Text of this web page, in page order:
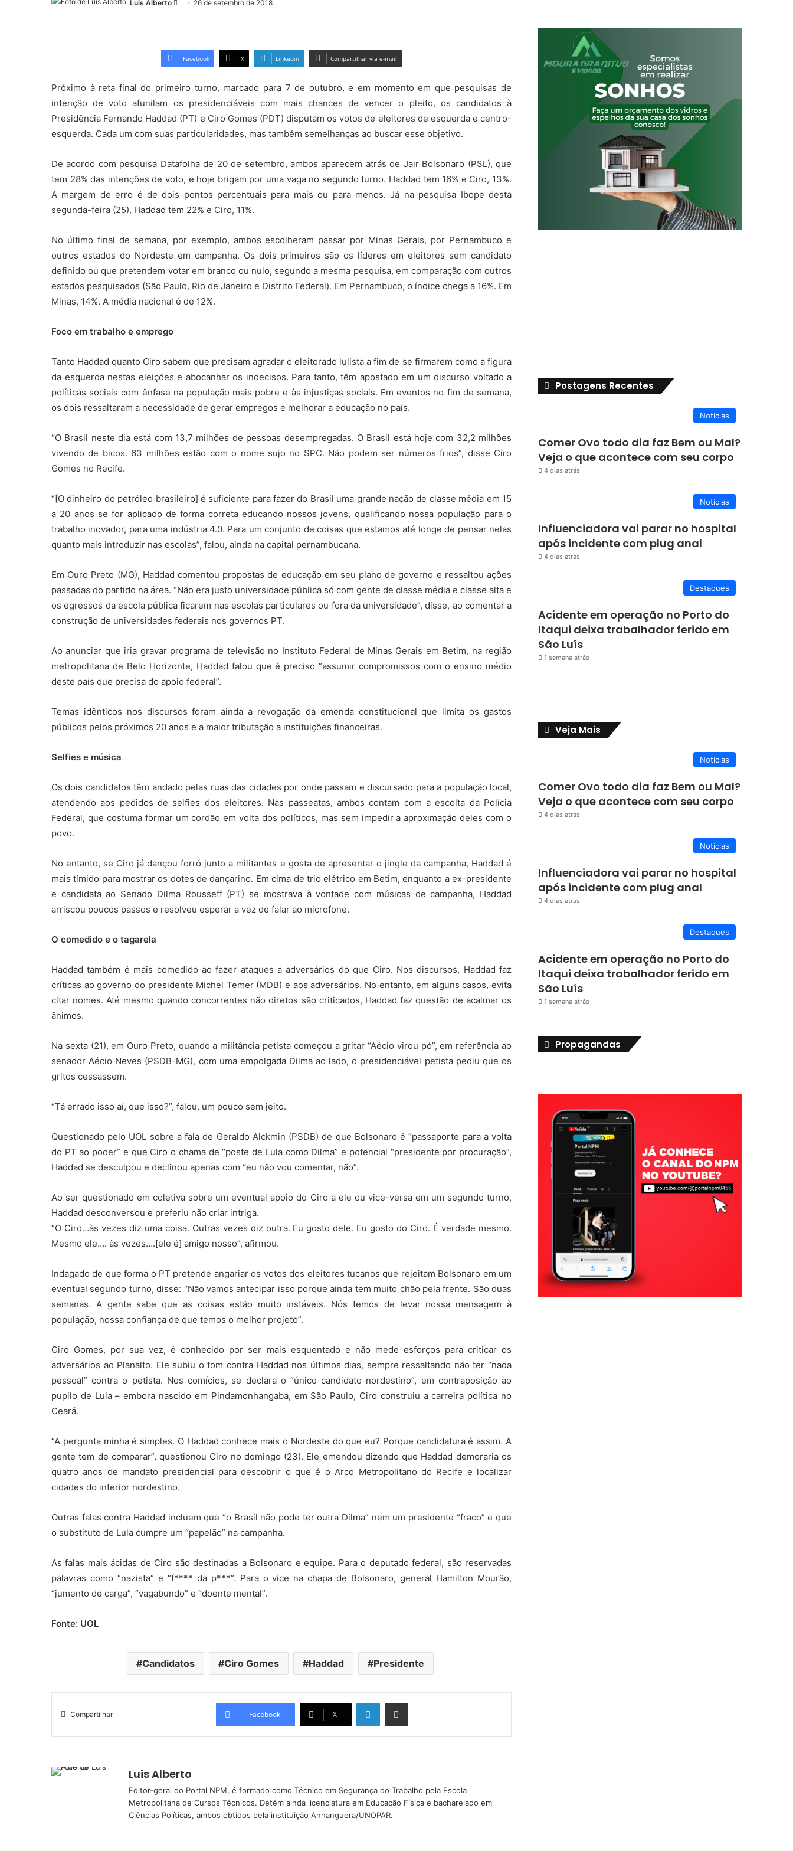
Luis Alberto
Mande26 de setembro de 2018
Facebook X Linkedin Compartilhar via e-mail
Próximo à reta final do primeiro turno, marcado para 7 de outubro, e em momento em que pesquisas de
intenção de voto afunilam os presidenciáveis com mais chances de vencer o pleito, os candidatos à
Presidência Fernando Haddad (PT) e Ciro Gomes (PDT) disputam os votos de eleitores de esquerda e centro-
esquerda. Cada um com suas particularidades, mas também semelhanças ao buscar esse objetivo.
De acordo com pesquisa Datafolha de 20 de setembro, ambos aparecem atrás de Jair Bolsonaro (PSL), que
tem 28% das intenções de voto, e hoje brigam por uma vaga no segundo turno. Haddad tem 16% e Ciro, 13%.
A margem de erro é de dois pontos percentuais para mais ou para menos. Já na pesquisa Ibope desta
segunda-feira (25), Haddad tem 22% e Ciro, 11%.
No último final de semana, por exemplo, ambos escolheram passar por Minas Gerais, por Pernambuco e
outros estados do Nordeste em campanha. Os dois primeiros são os líderes em eleitores sem candidato
definido ou que pretendem votar em branco ou nulo, segundo a mesma pesquisa, em comparação com outros
estados pesquisados (São Paulo, Rio de Janeiro e Distrito Federal). Em Pernambuco, o índice chega a 16%. Em
Minas, 14%. A média nacional é de 12%.
Foco em trabalho e emprego
Tanto Haddad quanto Ciro sabem que precisam agradar o eleitorado lulista a fim de se firmarem como a figura
da esquerda nestas eleições e abocanhar os indecisos. Para tanto, têm apostado em um discurso voltado a
políticas sociais com ênfase na população mais pobre e às injustiças sociais. Em eventos no fim de semana,
os dois ressaltaram a necessidade de gerar empregos e melhorar a educação no país.
“O Brasil neste dia está com 13,7 milhões de pessoas desempregadas. O Brasil está hoje com 32,2 milhões
vivendo de bicos. 63 milhões estão com o nome sujo no SPC. Não podem ser números frios”, disse Ciro
Gomes no Recife.
“[O dinheiro do petróleo brasileiro] é suficiente para fazer do Brasil uma grande nação de classe média em 15
a 20 anos se for aplicado de forma correta educando nossos jovens, qualificando nossa população para o
trabalho inovador, para uma indústria 4.0. Para um conjunto de coisas que estamos até longe de pensar nelas
quanto mais introduzir nas escolas”, falou, ainda na capital pernambucana.
Em Ouro Preto (MG), Haddad comentou propostas de educação em seu plano de governo e ressaltou ações
passadas do partido na área. “Não era justo universidade pública só com gente de classe média e classe alta e
os egressos da escola pública ficarem nas escolas particulares ou fora da universidade”, disse, ao comentar a
construção de universidades federais nos governos PT.
Ao anunciar que iria gravar programa de televisão no Instituto Federal de Minas Gerais em Betim, na região
metropolitana de Belo Horizonte, Haddad falou que é preciso “assumir compromissos com o ensino médio
deste país que precisa do apoio federal”.
Temas idênticos nos discursos foram ainda a revogação da emenda constitucional que limita os gastos
públicos pelos próximos 20 anos e a maior tributação a instituições financeiras.
Selfies e música
Os dois candidatos têm andado pelas ruas das cidades por onde passam e discursado para a população local,
atendendo aos pedidos de selfies dos eleitores. Nas passeatas, ambos contam com a escolta da Polícia
Federal, que costuma formar um cordão em volta dos políticos, mas sem impedir a aproximação deles com o
povo.
No entanto, se Ciro já dançou forró junto a militantes e gosta de apresentar o jingle da campanha, Haddad é
mais tímido para mostrar os dotes de dançarino. Em cima de trio elétrico em Betim, enquanto a ex-presidente
e candidata ao Senado Dilma Rousseff (PT) se mostrava à vontade com músicas de campanha, Haddad
arriscou poucos passos e resolveu esperar a vez de falar ao microfone.
O comedido e o tagarela
Haddad também é mais comedido ao fazer ataques a adversários do que Ciro. Nos discursos, Haddad faz
críticas ao governo do presidente Michel Temer (MDB) e aos adversários. No entanto, em alguns casos, evita
citar nomes. Até mesmo quando concorrentes não diretos são criticados, Haddad faz questão de acalmar os
ânimos.
Na sexta (21), em Ouro Preto, quando a militância petista começou a gritar “Aécio virou pó”, em referência ao
senador Aécio Neves (PSDB-MG), com uma empolgada Dilma ao lado, o presidenciável petista pediu que os
gritos cessassem.
“Tá errado isso aí, que isso?”, falou, um pouco sem jeito.
Questionado pelo UOL sobre a fala de Geraldo Alckmin (PSDB) de que Bolsonaro é “passaporte para a volta
do PT ao poder” e que Ciro o chama de “poste de Lula como Dilma” e potencial “presidente por procuração”,
Haddad se desculpou e declinou apenas com “eu não vou comentar, não”.
Ao ser questionado em coletiva sobre um eventual apoio do Ciro a ele ou vice-versa em um segundo turno,
Haddad desconversou e preferiu não criar intriga.
“O Ciro…às vezes diz uma coisa. Outras vezes diz outra. Eu gosto dele. Eu gosto do Ciro. É verdade mesmo.
Mesmo ele…. às vezes….[ele é] amigo nosso”, afirmou.
Indagado de que forma o PT pretende angariar os votos dos eleitores tucanos que rejeitam Bolsonaro em um
eventual segundo turno, disse: “Não vamos antecipar isso porque ainda tem muito chão pela frente. São duas
semanas. A gente sabe que as coisas estão muito instáveis. Nós temos de levar nossa mensagem à
população, nossa confiança de que temos o melhor projeto”.
Ciro Gomes, por sua vez, é conhecido por ser mais esquentado e não mede esforços para criticar os
adversários ao Planalto. Ele subiu o tom contra Haddad nos últimos dias, sempre ressaltando não ter “nada
pessoal” contra o petista. Nos comícios, se declara o “único candidato nordestino”, em contraposição ao
pupilo de Lula – embora nascido em Pindamonhangaba, em São Paulo, Ciro construiu a carreira política no
Ceará.
“A pergunta minha é simples. O Haddad conhece mais o Nordeste do que eu? Porque candidatura é assim. A
gente tem de comparar”, questionou Ciro no domingo (23). Ele emendou dizendo que Haddad demoraria os
quatro anos de mandato presidencial para descobrir o que é o Arco Metropolitano do Recife e localizar
cidades do interior nordestino.
Outras falas contra Haddad incluem que “o Brasil não pode ter outra Dilma” nem um presidente “fraco” e que
o substituto de Lula cumpre um “papelão” na campanha.
As falas mais ácidas de Ciro são destinadas a Bolsonaro e equipe. Para o deputado federal, são reservadas
palavras como “nazista” e “f**** da p***”. Para o vice na chapa de Bolsonaro, general Hamilton Mourão,
“jumento de carga”, “vagabundo” e “doente mental”.
Fonte: UOL
Candidatos Ciro Gomes Haddad Presidente
Compartilhar Facebook X
Linkedin Compartilhar via e-mail
Luis Alberto
Editor-geral do Portal NPM, é formado como Técnico em Segurança do Trabalho pela Escola
Metropolitana de Cursos Técnicos. Detém ainda licenciatura em Educação Física e bacharelado em
Ciências Políticas, ambos obtidos pela instituição Anhanguera/UNOPAR.
Postagens Recentes
Notícias
Comer Ovo todo dia faz Bem ou Mal?
Veja o que acontece com seu corpo
4 dias atrás
Notícias
Influenciadora vai parar no hospital
após incidente com plug anal
4 dias atrás
Destaques
Acidente em operação no Porto do
Itaqui deixa trabalhador ferido em
São Luís
1 semana atrás
Veja Mais
Notícias
Comer Ovo todo dia faz Bem ou Mal?
Veja o que acontece com seu corpo
4 dias atrás
Notícias
Influenciadora vai parar no hospital
após incidente com plug anal
4 dias atrás
Destaques
Acidente em operação no Porto do
Itaqui deixa trabalhador ferido em
São Luís
1 semana atrás
Propagandas